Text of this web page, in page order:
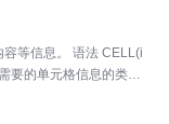
等信息。 语法 CELL(i
要的单元格信息的类
表示...